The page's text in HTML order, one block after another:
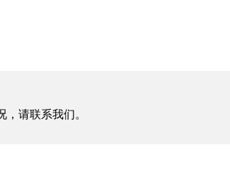
请联系我们。